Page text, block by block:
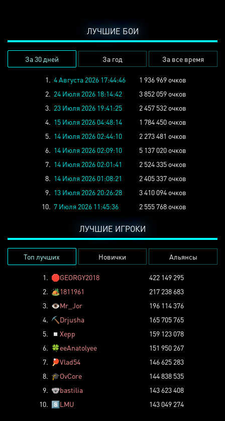
ЛУЧШИЕ БОИ
За 30 дней За год За все время
1. 4 Августа 2026 17:44:46
1 936 969 очков
2. 24 Июля 2026 18:14:42
3 852 059 очков
3. 23 Июля 2026 19:41:25
2 457 532 очков
4. 15 Июля 2026 04:48:14
1 784 450 очков
5. 14 Июля 2026 02:44:10
2 273 481 очков
6. 14 Июля 2026 02:09:10
5 137 020 очков
7. 14 Июля 2026 02:01:41
2 524 335 очков
8. 14 Июля 2026 01:08:21
2 405 337 очков
9. 13 Июля 2026 20:26:28
3 410 094 очков
10. 7 Июля 2026 11:45:36 2 555 768 очков
ЛУЧШИЕ ИГРОКИ
Топ лучших Новички Альянсы
1. 🛑GEORGY2018
422 149 295
2. 🏕️1811961
217 238 683
3. 👁️Mr_Jor
196 114 376
4. ⛏️ Drjusha
165 705 765
5.
◽ Xepp
159 123 078
6. 🍀eeAnatolyee
151 950 267
7.
🏓Vlad54
146 625 283
8. 🎓OvCore
144 838 535
9. 🐨bastilia
143 623 408
10. 8️⃣LMU 143 049 274